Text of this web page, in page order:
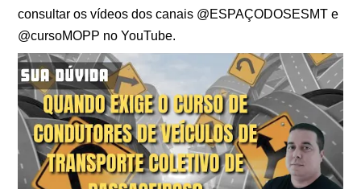
consultar os vídeos dos canais @ESPAÇODOSESMT e
@cursoMOPP no YouTube.